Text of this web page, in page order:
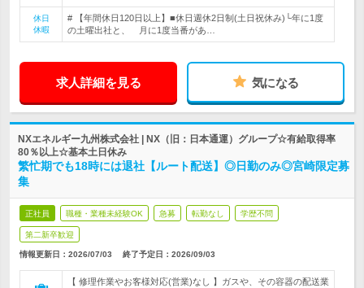
休日
休暇
# 【年間休日120日以上】■休日週休2日制(土日祝休み)└年に1度
の土曜出社と、 月に1度当番があ…
求人詳細を見る 気になる
NXエネルギー九州株式会社 | NX（旧：日本通運）グループ☆有給取得率
80％以上☆基本土日休み
繁忙期でも18時には退社【ルート配送】◎日勤のみ◎宮崎限定募
集
正社員 職種・業種未経験OK 急募 転勤なし 学歴不問
第二新卒歓迎
情報更新日：2026/07/03 終了予定日： 2026/09/03
【 修理作業やお客様対応(営業)なし 】ガスや、その容器の配送業